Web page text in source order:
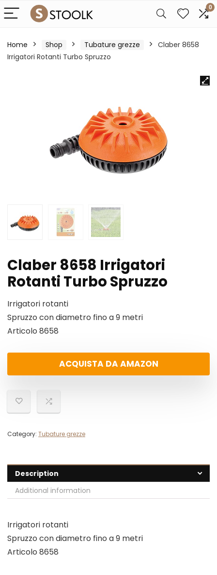
0
Home Shop Tubature grezze
Claber 8658
Irrigatori Rotanti Turbo Spruzzo
Claber 8658 Irrigatori
Rotanti Turbo Spruzzo
Irrigatori rotanti
Spruzzo con diametro fino a 9 metri
Articolo 8658
ACQUISTA DA AMAZON
Category: Tubature grezze
Description
Additional information
Irrigatori rotanti
Spruzzo con diametro fino a 9 metri
Articolo 8658